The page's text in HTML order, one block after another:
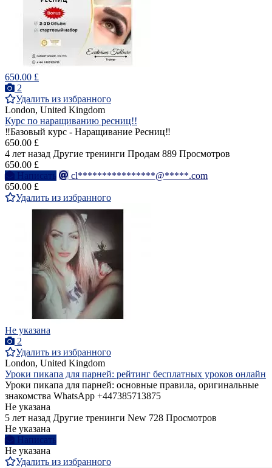
650.00 £
2
Удалить из избранного
London, United Kingdom
Курс по наращиванию ресниц!!
‼️Базовый курс - Наращивание Ресниц‼️
650.00 £
4 лет назад Другие тренинги Продам 889 Просмотров
650.00 £
Написать
cl****************@*****.com
650.00 £
Удалить из избранного
Не указана
2
Удалить из избранного
London, United Kingdom
Уроки пикапа для парней: рейтинг бесплатных уроков онлайн
Уроки пикапа для парней: основные правила, оригинальные
знакомства WhatsApp +447385713875
Не указана
5 лет назад Другие тренинги New 728 Просмотров
Не указана
Написать
Не указана
Удалить из избранного